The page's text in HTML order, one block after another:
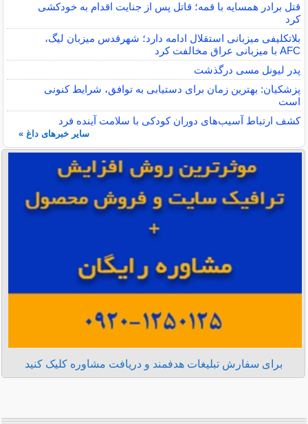
قتل برادر همسایه با قمه؛ قاتل پس از جنایت اقدام به خودکشی
کرد
بلاتکلیفی میزبانی استقلال ادامه دارد؛ شهرقدس میزبان لیگ،
AFC با میزبانی عراق مخالفت کرد
پدر لیونل مسی درگذشت
پزشکیان: بهترین زمان برای دستیابی به توافق، شرایط کنونی
است
کشف ارتباط آسیب‌های دوران کودکی با سلامت آینده فرد
سایر خبرهای داغ »
برای سفارش تبلیغات هدفمند و دریافت مشاوره کلیک کنید